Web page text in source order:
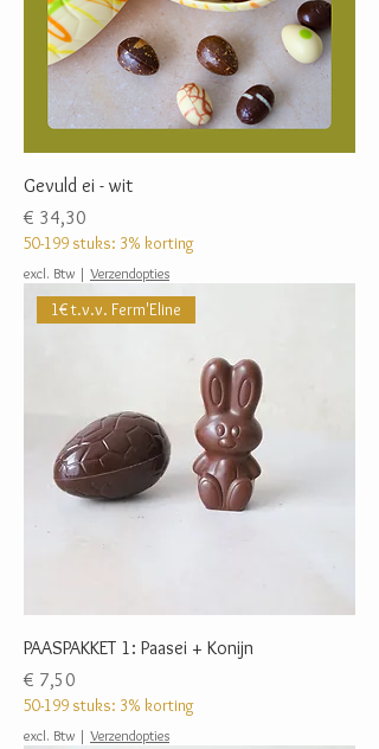
Gevuld ei - wit
Prijs
€ 34,30
50-199 stuks: 3% korting
excl. Btw | Verzendopties
1€ t.v.v. Ferm'Eline
PAASPAKKET 1: Paasei + Konijn
Prijs
€ 7,50
50-199 stuks: 3% korting
excl. Btw | Verzendopties